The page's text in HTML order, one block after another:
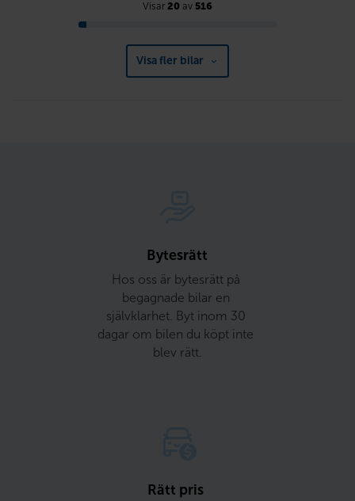
Visar 20 av 516
Visa fler bilar
Bytesrätt
Hos oss är bytesrätt på
begagnade bilar en
självklarhet. Byt inom 30
dagar om bilen du köpt inte
blev rätt.
Rätt pris